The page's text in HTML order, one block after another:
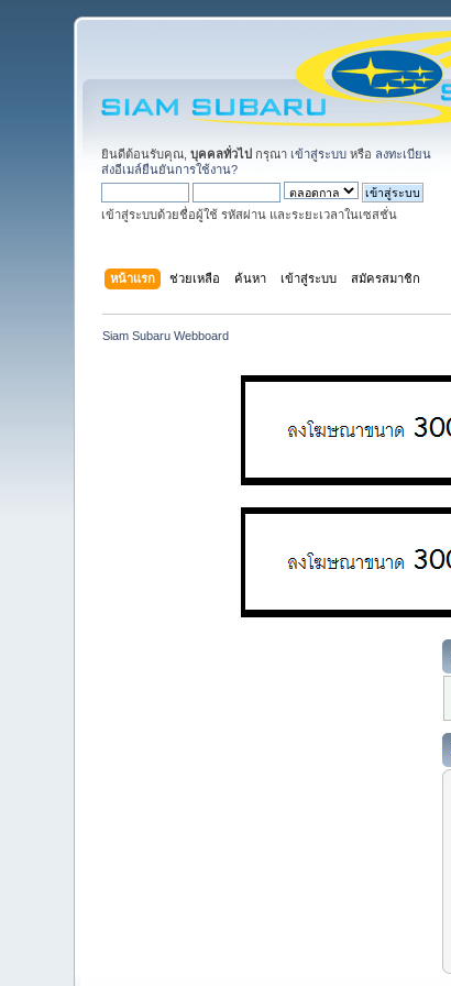
ยินดีต้อนรับคุณ,บุคคลทั่วไป กรุณา เข้าสู่ระบบ หรือ ลงทะเบียน
ส่งอีเมล์ยืนยันการใช้งาน?
เข้าสู่ระบบด้วยชื่อผู้ใช้ รหัสผ่าน และระยะเวลาในเซสชั่น
หน้าแรก ช่วยเหลือ ค้นหา เข้าสู่ระบบ สมัครสมาชิก
Siam Subaru Webboard